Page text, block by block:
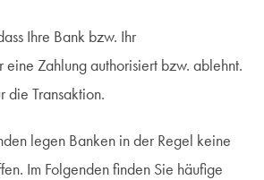
Ihre Bank bzw. Ihr
eine Zahlung authorisiert bzw. ablehnt.
die Transaktion.
legen Banken in der Regel keine
Im Folgenden finden Sie häufige